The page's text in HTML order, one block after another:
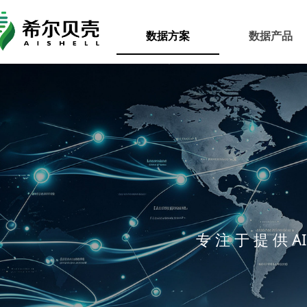
数据方案 数据产品
专 注 于 提 供